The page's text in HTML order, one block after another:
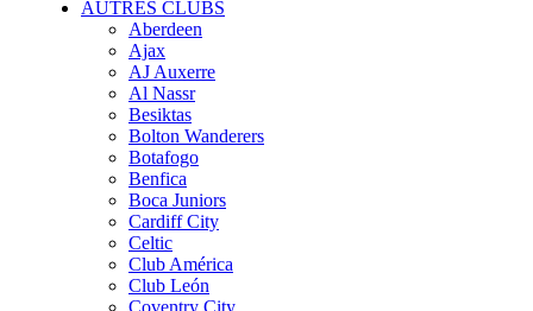
AUTRES CLUBS
Aberdeen
Ajax
AJ Auxerre
Al Nassr
Besiktas
Bolton Wanderers
Botafogo
Benfica
Boca Juniors
Cardiff City
Celtic
Club América
Club León
Coventry City